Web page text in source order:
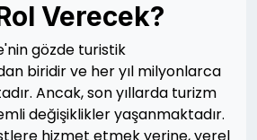
Verecek?
gözde turistik
biridir ve her yıl milyonlarca
Ancak, son yıllarda turizm
değişiklikler yaşanmaktadır.
hizmet etmek yerine, yerel